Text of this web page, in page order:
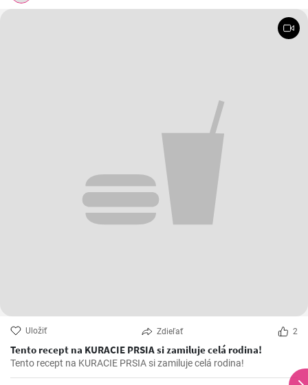
Uložiť Zdieľať 2
Tento recept na KURACIE PRSIA si zamiluje celá rodina!
Tento recept na KURACIE PRSIA si zamiluje celá rodina!